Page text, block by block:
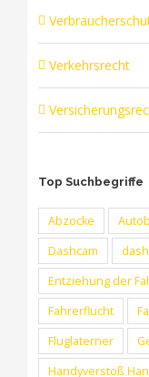
Verkehrsrecht
Top Suchbegriffe
Abzocke
Dashcam
Entziehung der
Fahrerflucht
Fluglaterner
Handyverstoß